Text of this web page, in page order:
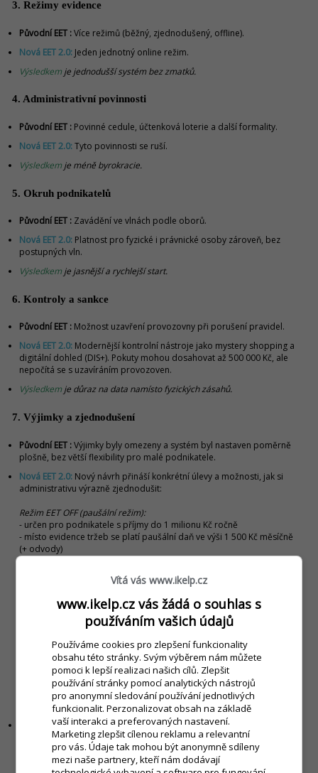
3. Režimy evidence
Původní EET :Více režimů (běžný, zjednodušený, offline).
Nová EET 2.0: Jeden jednotný online režim.
Výsledkem je jednodušší systém bez zmatků.
4. Administrativní povinnosti
Původní EET : Povinné cedule, účtenková loterie a další formality.
Nová EET 2.0:Tyto povinnosti se ruší.
Výsledkem je méně byrokracie.
5. Okruh podnikatelů
Původní EET : Zavádění ve vlnách podle oborů.
Nová EET 2.0: Platnost pro fyzické i právnické osoby zároveň, bez
postupných vln.
Výsledkem je jasnější a rychlejší start.
6. Kontroly a sankce
Původní EET : Možnost uzavření provozovny při porušení pravidel.
Nová EET 2.0: Modernější kontrolní nástroje jako mystery shopping a
digitální dohled (DIS+). Pokuty mohou dosahovat až 500 000 Kč, ale
nepočítá se s uzavíráním provozoven.
Výsledkem je důraz na data namísto fyzických zásahů.
7. Výjimky a zjednodušení
Původní EET :Výjimky byly omezeny a systém byl nastaven poměrně
plošně, bez větší flexibility pro malé podnikatele.
Nová EET 2.0: Nový návrh přináší konkrétní úlevy a možnosti, jak si
administrativu výrazně zjednodušit:
Režim EET OFF (paušální režim):
- určen pro podnikatele s příjmy do 1 milionu Kč ročně
- místo evidence tržeb se platí paušální daň ve výši 1 500 Kč měsíčně
(+ odvody)
- podnikatel se do režimu přihlašuje dobrovolně
- režim je závazný po celé zdaňovací období
Příležitostné tržby:
- podnikatelé s příležitostnými příjmy do 50 000 Kč ročně nebudou
muset tržby evidovat
Vybrané obory mimo evidenci:
- EET 2.0 se nebude vztahovat například na leteckou dopravu,
bankovní nebo prodej prostřednictvím automatů
Zjednodušený rozsah dat:
neodesílají se položky nákupu ani rozpis DPH
Výsledkemje větší flexibilita pro malé podnikatele.
Vítá vás www.ikelp.cz
www.ikelp.cz vás žádá o souhlas s
používáním vašich údajů
Používáme cookies pro zlepšení funkcionality
obsahu této stránky. Svým výběrem nám můžete
pomoci k lepší realizaci našich cílů. Zlepšit
používání stránky pomocí analytických nástrojů
pro anonymní sledování používání jednotlivých
funkcionalit. Perzonalizovat obsah na základě
vaší interakci a preferovaných nastavení.
Marketing zlepšit cílenou reklamu a relevantní
pro vás. Údaje tak mohou být anonymně sdíleny
mezi naše partnery, kteří nám dodávají